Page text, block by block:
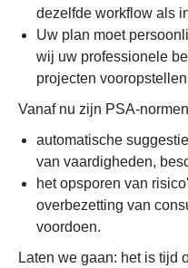
dezelfde workflow als
Uw plan moet
wij uw professionele
projecten
Vanaf nu zijn PSA-
automatische
van vaardigheden,
het opsporen van
overbezetting van
voordoen.
Laten we gaan: het is tijd